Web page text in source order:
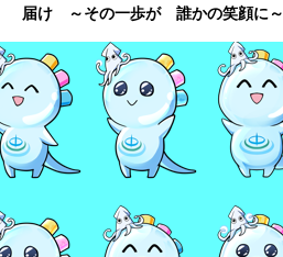
届け ～その一歩が 誰かの笑顔に～